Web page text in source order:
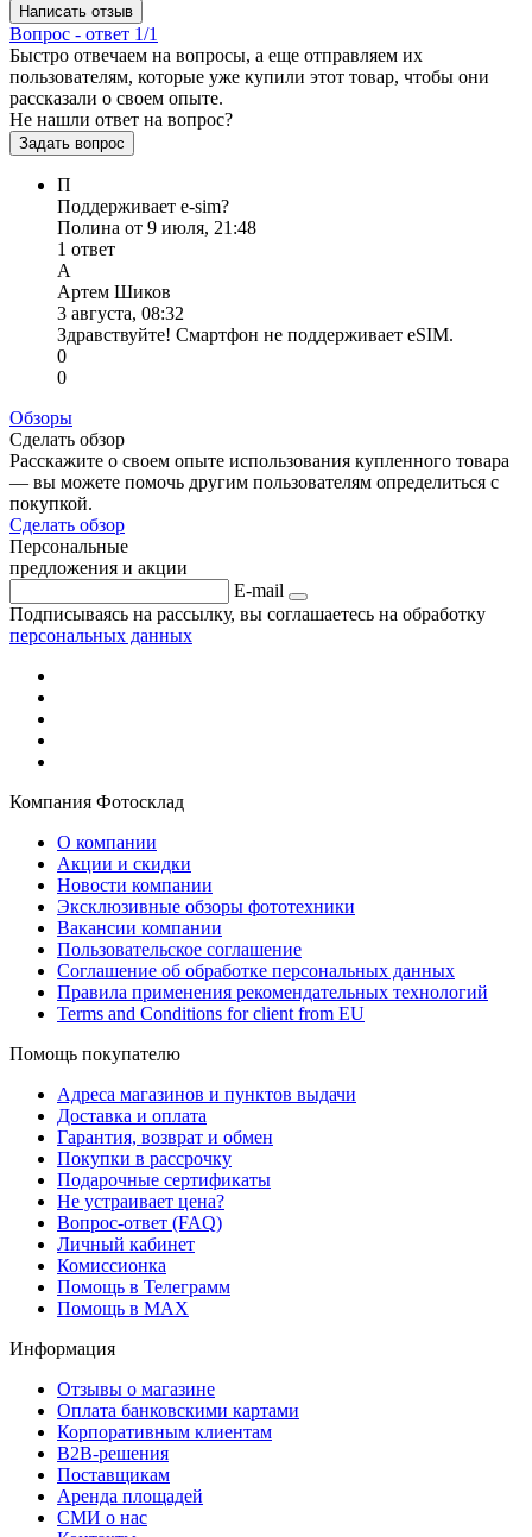
Написать отзыв
Вопрос - ответ 1/1
Быстро отвечаем на вопросы, а еще отправляем их
пользователям, которые уже купили этот товар, чтобы они
рассказали о своем опыте.
Не нашли ответ на вопрос?
Задать вопрос
П
Поддерживает е-sim?
Полина от 9 июля, 21:48
1 ответ
А
Артем Шиков
3 августа, 08:32
Здравствуйте! Смартфон не поддерживает eSIM.
0
0
Обзоры
Сделать обзор
Расскажите о своем опыте использования купленного товара
— вы можете помочь другим пользователям определиться с
покупкой.
Сделать обзор
Персональные
предложения и акции
E-mail
Подписываясь на рассылку, вы соглашаетесь на обработку
персональных данных
Компания Фотосклад
О компании
Акции и скидки
Новости компании
Эксклюзивные обзоры фототехники
Вакансии компании
Пользовательское соглашение
Соглашение об обработке персональных данных
Правила применения рекомендательных технологий
Terms and Conditions for client from EU
Помощь покупателю
Адреса магазинов и пунктов выдачи
Доставка и оплата
Гарантия, возврат и обмен
Покупки в рассрочку
Подарочные сертификаты
Не устраивает цена?
Вопрос-ответ (FAQ)
Личный кабинет
Комиссионка
Помощь в Телеграмм
Помощь в MAX
Информация
Отзывы о магазине
Оплата банковскими картами
Корпоративным клиентам
B2B-решения
Поставщикам
Аренда площадей
СМИ о нас